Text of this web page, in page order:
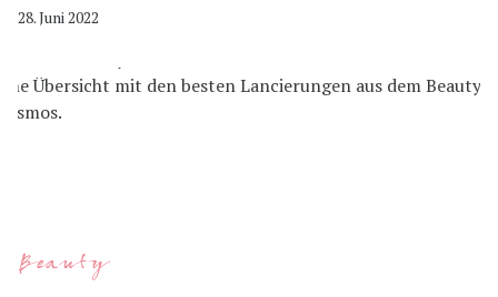
28. Juni 2022
Beauty